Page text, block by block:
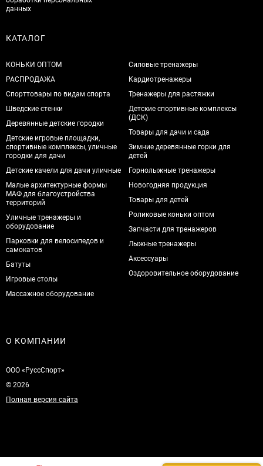
данных
КАТАЛОГ
КОНЬКИ ОПТОМ
РАСПРОДАЖА
Спорттовары по видам спорта
Шведские стенки
Деревянные детские городки
Детские игровые площадки,
спортивные комплексы, уличные
городки для дачи
Детские качели для дачи уличные
Малые архитектурные формы
МАФ для благоустройства
территорий
Уличные тренажеры и
оборудование
Парковки для велосипедов и
самокатов
Батуты
Игровые столы
Массажное оборудование
Силовые тренажеры
Кардиотренажеры
Тренажеры для растяжки
Детские спортивные комплексы
(ДСК)
Товары для дачи и сада
Зимние деревянные горки для
детей
Горнолыжные тренажеры
Новогодняя продукция
Товары для детей
Роликовые коньки оптом
Запчасти для тренажеров
Лыжные тренажеры
Аксессуары
Оздоровительное оборудование
О КОМПАНИИ
ООО «РуссСпорт»
© 2026
Полная версия сайта